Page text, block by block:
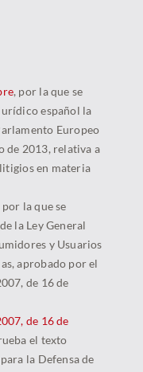
, por la que se
español la
Europeo
de 2013, relativa a
en materia
por la que se
la Ley General
y Usuarios
aprobado por el
de 16 de
de 16 de
el texto
la Defensa de